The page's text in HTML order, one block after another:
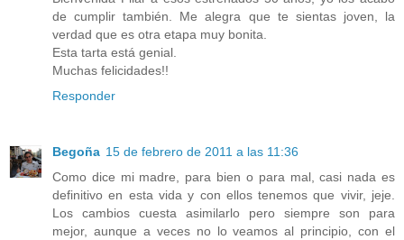
de cumplir también. Me alegra que te sientas joven, la
verdad que es otra etapa muy bonita.
Esta tarta está genial.
Muchas felicidades!!
Responder
Begoña 15 de febrero de 2011 a las 11:36
Como dice mi madre, para bien o para mal, casi nada es
definitivo en esta vida y con ellos tenemos que vivir, jeje.
Los cambios cuesta asimilarlo pero siempre son para
mejor, aunque a veces no lo veamos al principio, con el